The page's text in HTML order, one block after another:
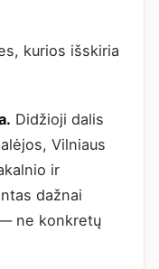
kurios išskiria
Didžioji dalis
Vilniaus
ir
dažnai
ne konkretų